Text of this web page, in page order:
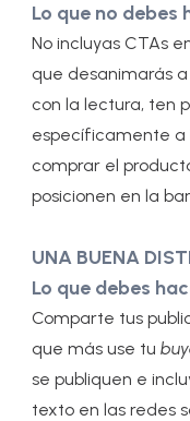
Lo que no debes
No incluyas CTAs
que desanimarás
con la lectura, ten
específicamente a
comprar el
posicionen en la
UNA BUENA
Lo que debes
Comparte tus
que más use tu
se publiquen e
texto en las redes